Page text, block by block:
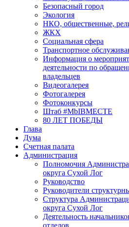
Безопасный город
Экология
НКО, общественные,
ЖКХ
Социальная сфера
Транспортное
Информация о
деятельности по
владельцев
Видеогалерея
Фотогалерея
Фотоконкурсы
Штаб #MbIBMECTE
80 ЛЕТ ПОБЕДЫ
Глава
Дума
Счетная палата
Администрация
Полномочия
округа Сухой Лог
Руководство
Руководители
Структура
округа Сухой Лог
Деятельность
отделов